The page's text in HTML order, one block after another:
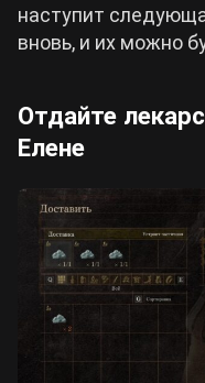
наступит
вновь, и их можно
Отдайте
Елене